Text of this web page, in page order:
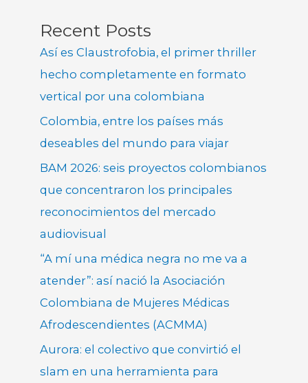
Recent Posts
Así es Claustrofobia, el primer thriller
hecho completamente en formato
vertical por una colombiana
Colombia, entre los países más
deseables del mundo para viajar
BAM 2026: seis proyectos colombianos
que concentraron los principales
reconocimientos del mercado
audiovisual
“A mí una médica negra no me va a
atender”: así nació la Asociación
Colombiana de Mujeres Médicas
Afrodescendientes (ACMMA)
Aurora: el colectivo que convirtió el
slam en una herramienta para